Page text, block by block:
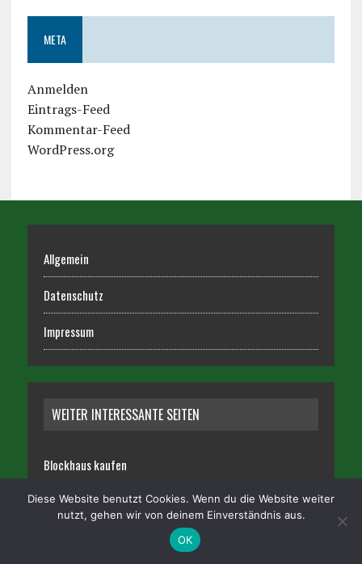
META
Anmelden
Eintrags-Feed
Kommentar-Feed
WordPress.org
Allgemein
Datenschutz
Impressum
WEITER INTERESSANTE SEITEN
Blockhaus kaufen
Kulturrosen
Diese Website benutzt Cookies. Wenn du die Website weiter
nutzt, gehen wir von deinem Einverständnis aus.
OK